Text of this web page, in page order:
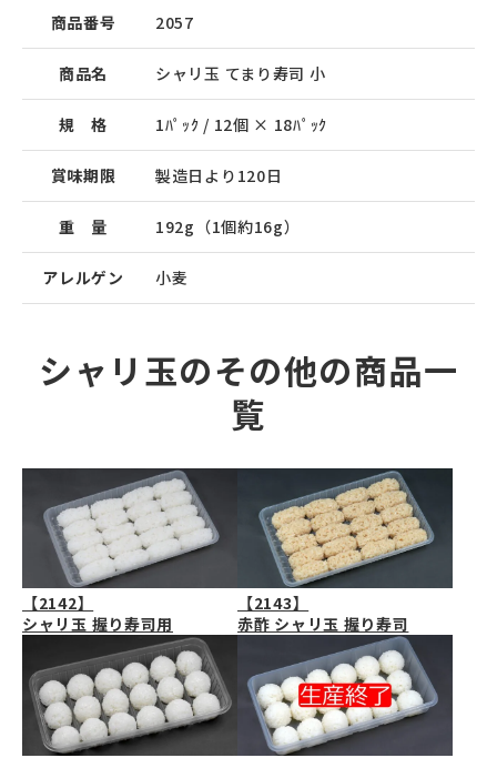
商品番号 2057
商品名 シャリ玉 てまり寿司 小
規 格 1ﾊﾟｯｸ / 12個 × 18ﾊﾟｯｸ
賞味期限 製造日より120日
重 量 192g（1個約16g）
アレルゲン 小麦
シャリ玉のその他の商品一
覧
【2142】
シャリ玉 握り寿司用
【2143】
赤酢 シャリ玉 握り寿司